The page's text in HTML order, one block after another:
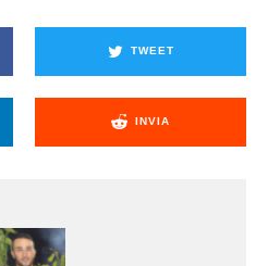
TWEET
INVIA